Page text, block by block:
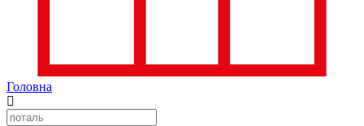
Головна